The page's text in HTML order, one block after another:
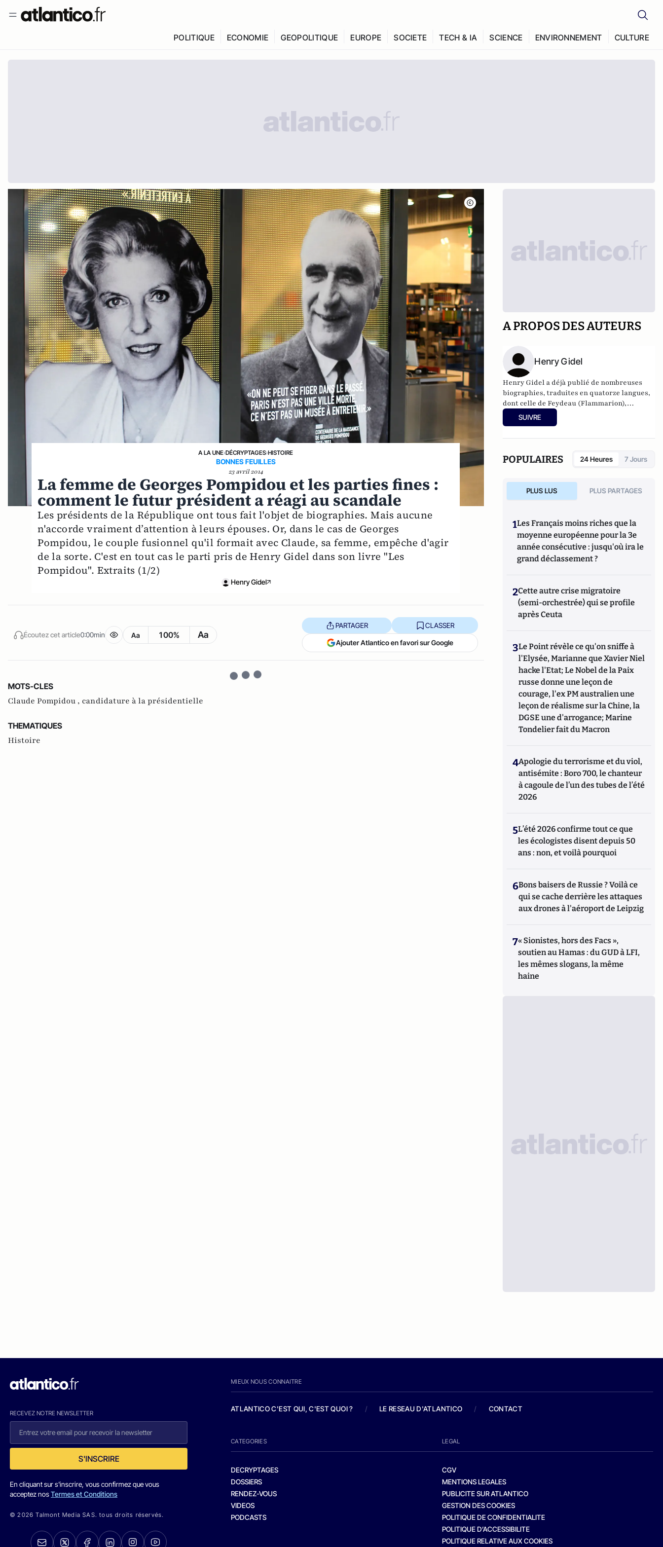
POLITIQUE ECONOMIE GEOPOLITIQUE EUROPE SOCIETE TECH & IA SCIENCE ENVIRONNEMENT CULTURE
A LA UNE›DÉCRYPTAGES›HISTOIRE
BONNES FEUILLES
23 avril 2014
La femme de Georges Pompidou et les parties fines :
comment le futur président a réagi au scandale
Les présidents de la République ont tous fait l'objet de biographies. Mais aucune
n'accorde vraiment d’attention à leurs épouses. Or, dans le cas de Georges
Pompidou, le couple fusionnel qu'il formait avec Claude, sa femme, empêche d'agir
de la sorte. C'est en tout cas le parti pris de Henry Gidel dans son livre "Les
Pompidou". Extraits (1/2)
Henry Gidel
Écoutez cet article0:00min Aa 100% Aa
PARTAGER CLASSER
Ajouter Atlantico en favori sur Google
MOTS-CLES
Claude Pompidou , candidature à la présidentielle
THEMATIQUES
Histoire
A PROPOS DES AUTEURS
Henry Gidel
Henry Gidel a déjà publié de nombreuses
biographies, traduites en quatorze langues,
dont celle de Feydeau (Flammarion),
Cocteau (Flammarion), Coco Channel
(Flammarion) ou encore Jackie Kennedy
l'ensemble de son oeuvre.
SUIVRE
POPULAIRES 24 Heures 7 Jours
PLUS LUS PLUS PARTAGES
1Les Français moins riches que la
moyenne européenne pour la 3e
année consécutive : jusqu'où ira le
grand déclassement ?
2Cette autre crise migratoire
(semi-orchestrée) qui se profile
après Ceuta
3Le Point révèle ce qu'on sniffe à
l'Elysée, Marianne que Xavier Niel
hacke l'Etat; Le Nobel de la Paix
russe donne une leçon de
courage, l'ex PM australien une
leçon de réalisme sur la Chine, la
DGSE une d'arrogance; Marine
Tondelier fait du Macron
4Apologie du terrorisme et du viol,
antisémite : Boro 700, le chanteur
à cagoule de l’un des tubes de l’été
2026
5L’été 2026 confirme tout ce que
les écologistes disent depuis 50
ans : non, et voilà pourquoi
6Bons baisers de Russie ? Voilà ce
qui se cache derrière les attaques
aux drones à l'aéroport de Leipzig
7« Sionistes, hors des Facs »,
soutien au Hamas : du GUD à LFI,
les mêmes slogans, la même
haine
RECEVEZ NOTRE NEWSLETTER
S'INSCRIRE
En cliquant sur s'inscrire, vous confirmez que vous
acceptez nosTermes et Conditions
© 2026 Talmont Media SAS. tous droits réservés.
MIEUX NOUS CONNAITRE
ATLANTICO C'EST QUI, C'EST QUOI ? / LE RESEAU D'ATLANTICO / CONTACT
CATEGORIES
DECRYPTAGES
DOSSIERS
RENDEZ-VOUS
VIDEOS
PODCASTS
LEGAL
CGV
MENTIONS LEGALES
PUBLICITE SUR ATLANTICO
GESTION DES COOKIES
POLITIQUE DE CONFIDENTIALITE
POLITIQUE D’ACCESSIBILITE
POLITIQUE RELATIVE AUX COOKIES